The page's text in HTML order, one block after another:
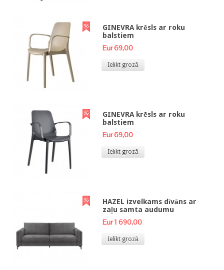
GINEVRA krēsls ar roku
balstiem
Eur 69,00
Ielikt grozā
GINEVRA krēsls ar roku
balstiem
Eur 69,00
Ielikt grozā
HAZEL izvelkams dīvāns ar
zaļu samta audumu
Eur 1 690,00
Ielikt grozā